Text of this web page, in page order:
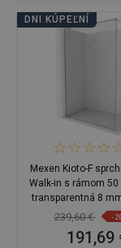
DNI KÚPEĽNÍ
Mexen Kioto-F
Walk-in s rámom 50
transparentná 8
800-050-104-
239,60 € -
191,69